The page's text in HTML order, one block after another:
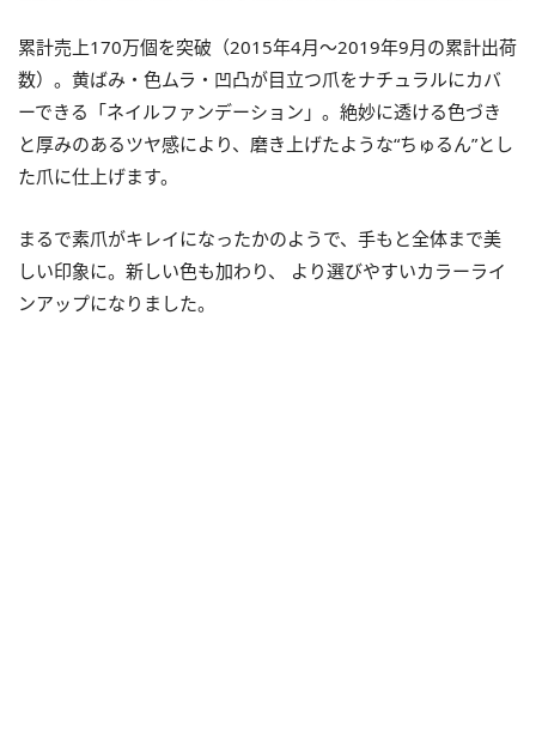
累計売上170万個を突破（2015年4月～2019年9月の累計出荷
数）。黄ばみ・色ムラ・凹凸が目立つ爪をナチュラルにカバ
ーできる「ネイルファンデーション」。絶妙に透ける色づき
と厚みのあるツヤ感により、磨き上げたような“ちゅるん”とし
た爪に仕上げます。
まるで素爪がキレイになったかのようで、手もと全体まで美
しい印象に。新しい色も加わり、 より選びやすいカラーライ
ンアップになりました。